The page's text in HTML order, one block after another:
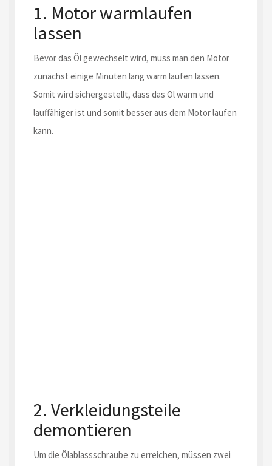
1. Motor warmlaufen
lassen
Bevor das Öl gewechselt wird, muss man den Motor
zunächst einige Minuten lang warm laufen lassen.
Somit wird sichergestellt, dass das Öl warm und
lauffähiger ist und somit besser aus dem Motor laufen
kann.
2. Verkleidungsteile
demontieren
Um die Ölablassschraube zu erreichen, müssen zwei